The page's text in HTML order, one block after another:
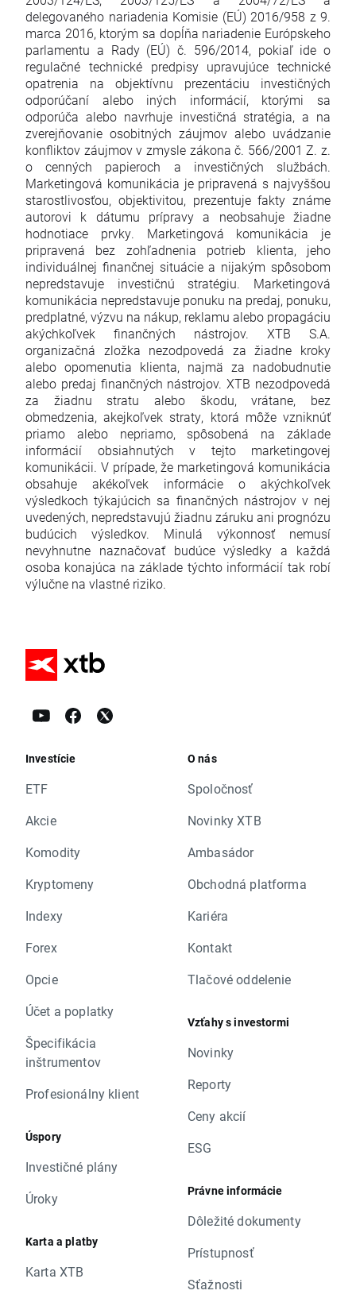
delegovaného nariadenia Komisie (EÚ) 2016/958 z 9.
marca 2016, ktorým sa dopĺňa nariadenie Európskeho
parlamentu a Rady (EÚ) č. 596/2014, pokiaľ ide o
regulačné technické predpisy upravujúce technické
opatrenia na objektívnu prezentáciu investičných
odporúčaní alebo iných informácií, ktorými sa
odporúča alebo navrhuje investičná stratégia, a na
zverejňovanie osobitných záujmov alebo uvádzanie
konfliktov záujmov v zmysle zákona č. 566/2001 Z. z.
o cenných papieroch a investičných službách.
Marketingová komunikácia je pripravená s najvyššou
starostlivosťou, objektivitou, prezentuje fakty známe
autorovi k dátumu prípravy a neobsahuje žiadne
hodnotiace prvky. Marketingová komunikácia je
pripravená bez zohľadnenia potrieb klienta, jeho
individuálnej finančnej situácie a nijakým spôsobom
nepredstavuje investičnú stratégiu. Marketingová
komunikácia nepredstavuje ponuku na predaj, ponuku,
predplatné, výzvu na nákup, reklamu alebo propagáciu
akýchkoľvek finančných nástrojov. XTB S.A.
organizačná zložka nezodpovedá za žiadne kroky
alebo opomenutia klienta, najmä za nadobudnutie
alebo predaj finančných nástrojov. XTB nezodpovedá
za žiadnu stratu alebo škodu, vrátane, bez
obmedzenia, akejkoľvek straty, ktorá môže vzniknúť
priamo alebo nepriamo, spôsobená na základe
informácií obsiahnutých v tejto marketingovej
komunikácii. V prípade, že marketingová komunikácia
obsahuje akékoľvek informácie o akýchkoľvek
výsledkoch týkajúcich sa finančných nástrojov v nej
uvedených, nepredstavujú žiadnu záruku ani prognózu
budúcich výsledkov. Minulá výkonnosť nemusí
nevyhnutne naznačovať budúce výsledky a každá
osoba konajúca na základe týchto informácií tak robí
výlučne na vlastné riziko.
Investície
ETF
Akcie
Komodity
Kryptomeny
Indexy
Forex
Opcie
Účet a poplatky
Špecifikácia
inštrumentov
Profesionálny klient
Úspory
Investičné plány
Úroky
Karta a platby
Karta XTB
O nás
Spoločnosť
Novinky XTB
Ambasádor
Obchodná platforma
Kariéra
Kontakt
Tlačové oddelenie
Vzťahy s investormi
Novinky
Reporty
Ceny akcií
ESG
Právne informácie
Dôležité dokumenty
Prístupnosť
Sťažnosti